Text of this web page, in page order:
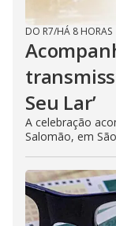
DO R7/HÁ 8 HORAS
Seu Lar’
A celebração
Salomão, em